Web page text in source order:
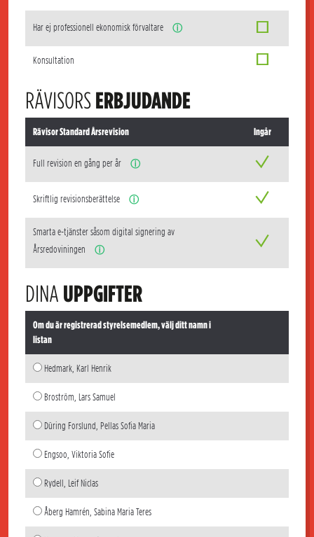
Har ej professionell ekonomisk förvaltare ⓘ
Konsultation
RÄVISORSERBJUDANDE
Rävisor Standard Årsrevision Ingår
Full revision en gång per år ⓘ
Skriftlig revisionsberättelse ⓘ
Smarta e-tjänster såsom digital signering av
Årsredoviningen
ⓘ
DINA UPPGIFTER
Om du är registrerad styrelsemedlem, välj ditt namn i
listan
Hedmark, Karl Henrik
Broström, Lars Samuel
Düring Forslund, Pellas Sofia Maria
Engsoo, Viktoria Sofie
Rydell, Leif Niclas
Åberg Hamrén, Sabina Maria Teres